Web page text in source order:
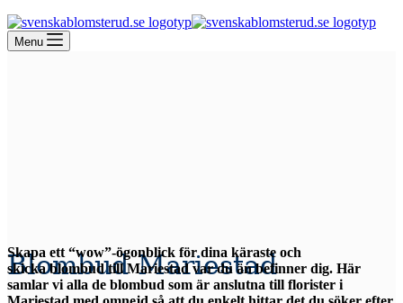
Menu
Blombud Mariestad
Skapa ett “wow”-ögonblick för dina käraste och
skicka blombud till Mariestad var du än befinner dig. Här
samlar vi alla de blombud som är anslutna till florister i